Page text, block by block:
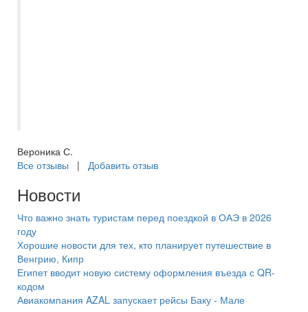
Вероника С.
Все отзывы | Добавить отзыв
Новости
Что важно знать туристам перед поездкой в ОАЭ в 2026
году
Хорошие новости для тех, кто планирует путешествие в
Венгрию, Кипр
Египет вводит новую систему оформления въезда с QR-
кодом
Авиакомпания AZAL запускает рейсы Баку - Мале